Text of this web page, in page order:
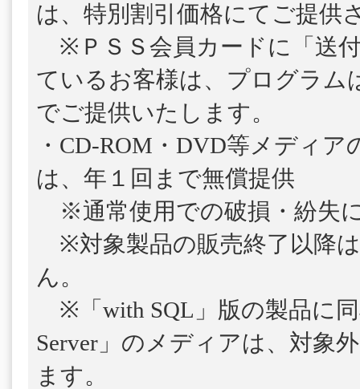
は、特別割引価格にてご提供
※ＰＳＳ会員カードに「送
ているお客様は、プログラム
でご提供いたします。
・CD-ROM・DVD等メディア
は、年１回まで無償提供
※通常使用での破損・紛失
※対象製品の販売終了以降
ん。
※「with SQL」版の製品に
Server」のメディアは、対象
ます。